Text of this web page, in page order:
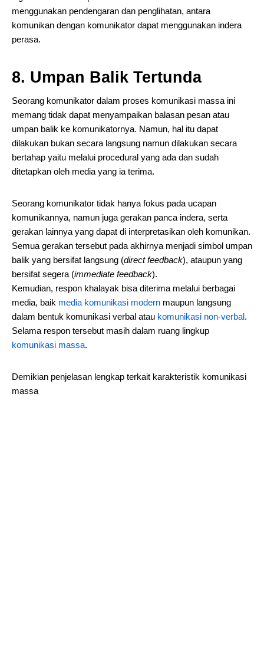
menggunakan pendengaran dan penglihatan, antara
komunikan dengan komunikator dapat menggunakan indera
perasa.
8. Umpan Balik Tertunda
Seorang komunikator dalam proses komunikasi massa ini
memang tidak dapat menyampaikan balasan pesan atau
umpan balik ke komunikatornya. Namun, hal itu dapat
dilakukan bukan secara langsung namun dilakukan secara
bertahap yaitu melalui procedural yang ada dan sudah
ditetapkan oleh media yang ia terima.
Seorang komunikator tidak hanya fokus pada ucapan
komunikannya, namun juga gerakan panca indera, serta
gerakan lainnya yang dapat di interpretasikan oleh komunikan.
Semua gerakan tersebut pada akhirnya menjadi simbol umpan
balik yang bersifat langsung (direct feedback), ataupun yang
bersifat segera (immediate feedback).
Kemudian, respon khalayak bisa diterima melalui berbagai
media, baik media komunikasi modern maupun langsung
dalam bentuk komunikasi verbal atau komunikasi non-verbal.
Selama respon tersebut masih dalam ruang lingkup
komunikasi massa.
Demikian penjelasan lengkap terkait karakteristik komunikasi
massa